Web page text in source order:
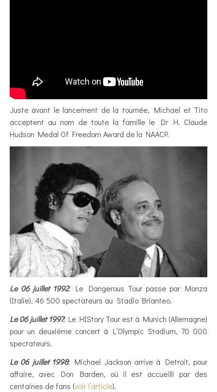
Juste avant le lancement de la tournée, Michael et Tito
acceptent au nom de toute la famille le Dr H. Claude
Hudson Medal Of Freedom Award de la NAACP.
Le 06 juillet 1992: Le Dangerous Tour passe par Monza
(Italie), 46 500 spectateurs au Stadio Brianteo.
Le 06 juillet 1997:Le HIStory Tour est à Munich (Allemagne)
pour un deuxième concert à L’Olympic Stadium, 70 000
spectateurs.
Le 06 juillet 1998: Michael Jackson arrive à Detroit, pour
affaire, avec Don Barden, où il est accueilli par des
centaines de fans (voir l’article).